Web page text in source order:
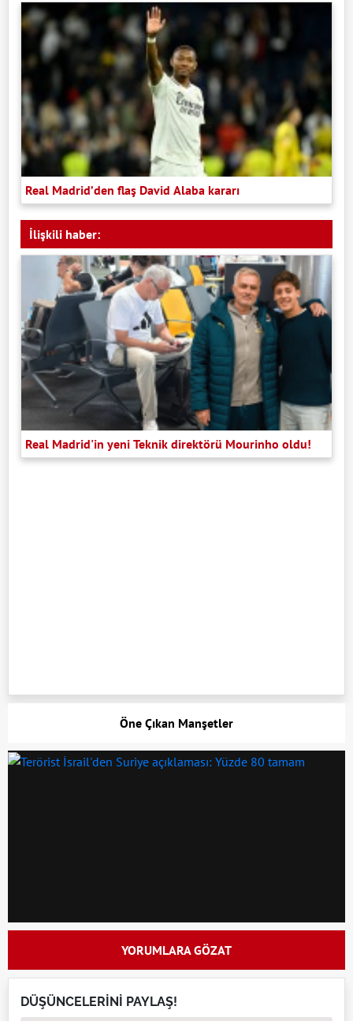
Real Madrid’den flaş David Alaba kararı
İlişkili haber:
Real Madrid'in yeni Teknik direktörü Mourinho oldu!
Öne Çıkan Manşetler
YORUMLARA GÖZAT
DÜŞÜNCELERİNİ PAYLAŞ!